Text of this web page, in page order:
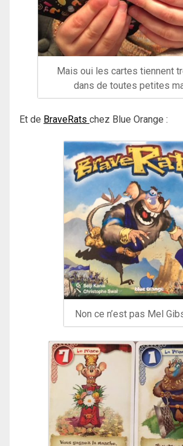
Mais oui les cartes tiennent
dans de toutes petites
Et de BraveRats chez Blue Orange :
Non ce n’est pas Mel